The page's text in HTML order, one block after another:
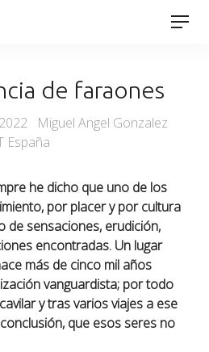
de faraones
Miguel Angel Gonzalez
España
he dicho que uno de los
por placer y por cultura
de sensaciones, erudición,
encontradas. Un lugar
más de cinco mil años
vanguardista; por todo
y tras varios viajes a ese
que esos seres no